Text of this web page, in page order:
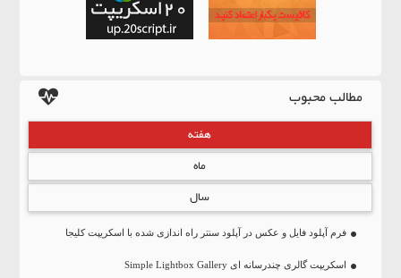
مطالب محبوب
هفته
ماه
سال
فرم آپلود فایل و عکس در آپلود سنتر راه اندازی شده با اسکریپت کلیجا
اسکریپت گالری چندرسانه ای Simple Lightbox Gallery